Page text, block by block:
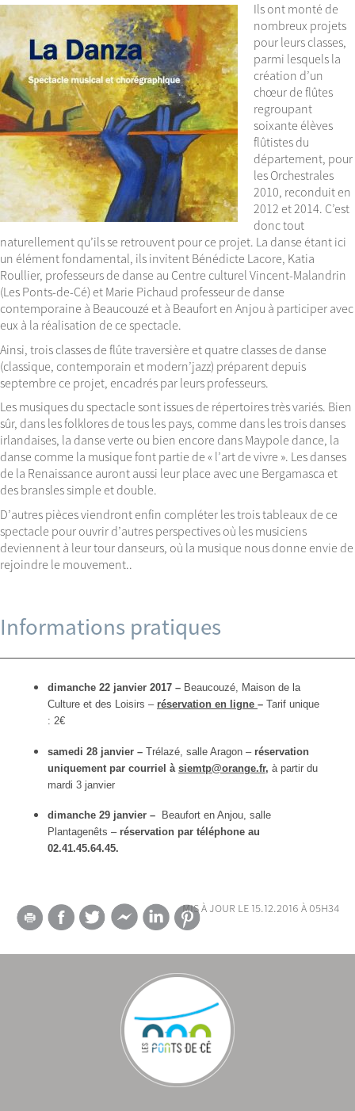
Ils ont monté de
nombreux projets
pour leurs classes,
parmi lesquels la
création d’un
chœur de flûtes
regroupant
soixante élèves
flûtistes du
département, pour
les Orchestrales
2010, reconduit en
2012 et 2014. C’est
donc tout
naturellement qu’ils se retrouvent pour ce projet. La danse étant ici
un élément fondamental, ils invitent Bénédicte Lacore, Katia
Roullier, professeurs de danse au Centre culturel Vincent-Malandrin
(Les Ponts-de-Cé) et Marie Pichaud professeur de danse
contemporaine à Beaucouzé et à Beaufort en Anjou à participer avec
eux à la réalisation de ce spectacle.
Ainsi, trois classes de flûte traversière et quatre classes de danse
(classique, contemporain et modern’jazz) préparent depuis
septembre ce projet, encadrés par leurs professeurs.
Les musiques du spectacle sont issues de répertoires très variés. Bien
sûr, dans les folklores de tous les pays, comme dans les trois danses
irlandaises, la danse verte ou bien encore dans Maypole dance, la
danse comme la musique font partie de « l’art de vivre ». Les danses
de la Renaissance auront aussi leur place avec une Bergamasca et
des bransles simple et double.
D’autres pièces viendront enfin compléter les trois tableaux de ce
spectacle pour ouvrir d’autres perspectives où les musiciens
deviennent à leur tour danseurs, où la musique nous donne envie de
rejoindre le mouvement..
Informations pratiques
dimanche 22 janvier 2017 – Beaucouzé, Maison de la
Culture et des Loisirs – réservation en ligne – Tarif unique
: 2€
samedi 28 janvier – Trélazé, salle Aragon – réservation
uniquement par courriel à siemtp@orange.fr, à partir du
mardi 3 janvier
dimanche 29 janvier –
Beaufort en Anjou, salle
Plantagenêts – réservation par téléphone au
02.41.45.64.45.
mis à jour le 15.12.2016 à 05h34